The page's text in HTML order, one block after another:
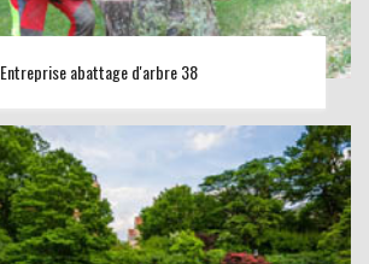
Entreprise abattage d'arbre 38